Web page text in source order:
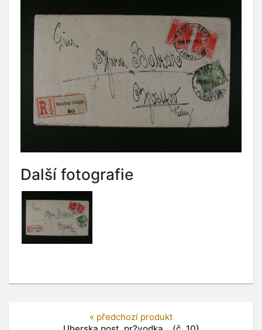
Další fotografie
« předchozí produkt